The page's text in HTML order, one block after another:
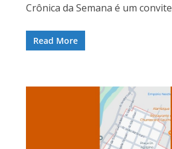
Crônica da Semana é um convite
Read More